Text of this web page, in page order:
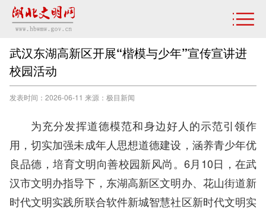
武汉东湖高新区开展“楷模与少年”宣传宣讲进
校园活动
发表时间：2026-06-11 来源：极目新闻
为充分发挥道德模范和身边好人的示范引领作
用，切实加强未成年人思想道德建设，涵养青少年优
良品德，培育文明向善校园新风尚。6月10日，在武
汉市文明办指导下，东湖高新区文明办、花山街道新
时代文明实践所联合软件新城智慧社区新时代文明实